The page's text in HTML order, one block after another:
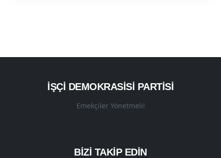
İŞÇI DEMOKRASISI PARTISI
Emekçiler Yönetmeli!
BİZİ TAKİP EDİN